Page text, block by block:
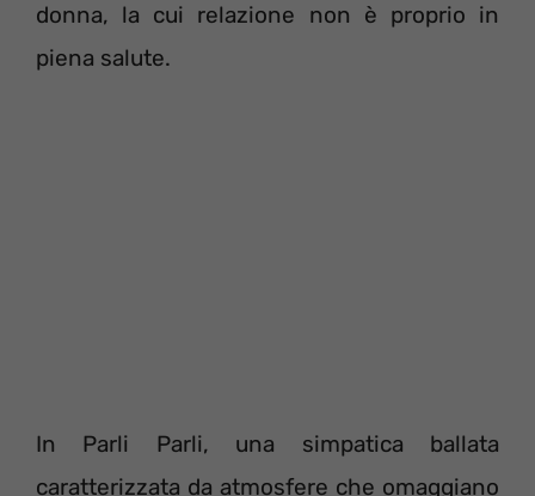
donna, la cui relazione non è proprio in
piena salute.
In Parli Parli, una simpatica ballata
caratterizzata da atmosfere che omaggiano